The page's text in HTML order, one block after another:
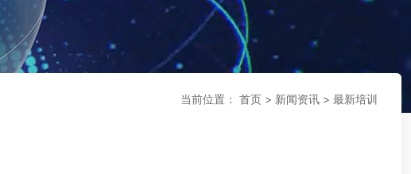
当前位置： 首页 > 新闻资讯 > 最新培训